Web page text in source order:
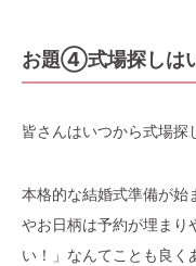
お題④式場探しは
皆さんはいつから式場探
本格的な結婚式準備が始
やお日柄は予約が埋ま
い！」なんてことも良く